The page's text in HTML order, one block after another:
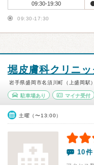
09:30-19:30
09:30-17:30
堀皮膚科クリニッ
岩手県盛岡市名須川町（上盛岡駅）
駐車場あり マイナ受付
土曜（〜13:00）
10件